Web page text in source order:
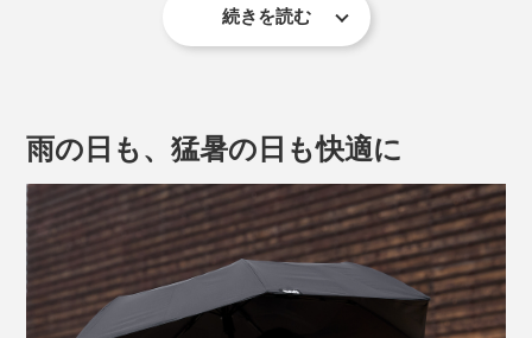
傘を開くときのモーションは、穏やか。周りをびっくり
させたり、水滴を飛ばすことがありません。
ボタンを押している間だけ作動するため、途中で止める
続きを読む
雨の日も、猛暑の日も快適に